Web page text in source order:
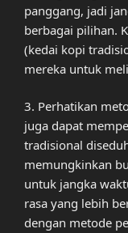
panggang, jadi
berbagai pilihan.
(kedai kopi
mereka untuk
3. Perhatikan
juga dapat
tradisional
memungkinkan
untuk jangka
rasa yang lebih
dengan metode